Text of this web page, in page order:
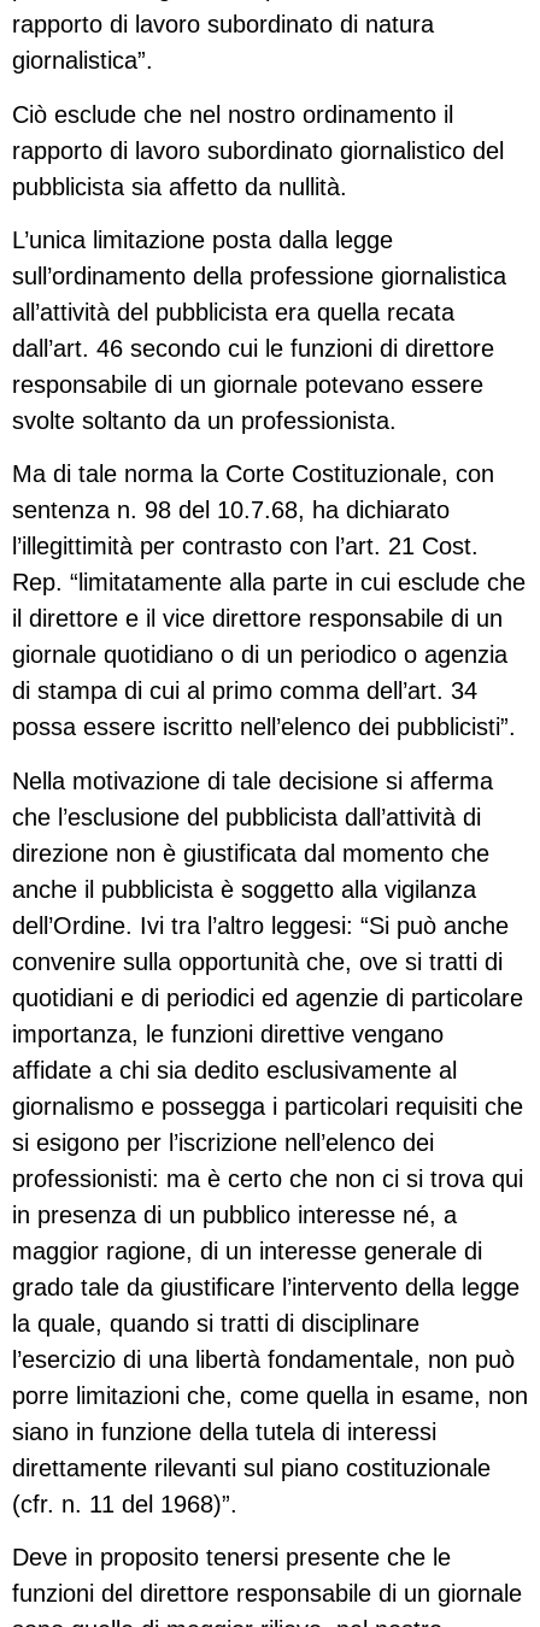
rapporto di lavoro subordinato di natura
giornalistica”.
Ciò esclude che nel nostro ordinamento il
rapporto di lavoro subordinato giornalistico del
pubblicista sia affetto da nullità.
L’unica limitazione posta dalla legge
sull’ordinamento della professione giornalistica
all’attività del pubblicista era quella recata
dall’art. 46 secondo cui le funzioni di direttore
responsabile di un giornale potevano essere
svolte soltanto da un professionista.
Ma di tale norma la Corte Costituzionale, con
sentenza n. 98 del 10.7.68, ha dichiarato
l’illegittimità per contrasto con l’art. 21 Cost.
Rep. “limitatamente alla parte in cui esclude che
il direttore e il vice direttore responsabile di un
giornale quotidiano o di un periodico o agenzia
di stampa di cui al primo comma dell’art. 34
possa essere iscritto nell’elenco dei pubblicisti”.
Nella motivazione di tale decisione si afferma
che l’esclusione del pubblicista dall’attività di
direzione non è giustificata dal momento che
anche il pubblicista è soggetto alla vigilanza
dell’Ordine. Ivi tra l’altro leggesi: “Si può anche
convenire sulla opportunità che, ove si tratti di
quotidiani e di periodici ed agenzie di particolare
importanza, le funzioni direttive vengano
affidate a chi sia dedito esclusivamente al
giornalismo e possegga i particolari requisiti che
si esigono per l’iscrizione nell’elenco dei
professionisti: ma è certo che non ci si trova qui
in presenza di un pubblico interesse né, a
maggior ragione, di un interesse generale di
grado tale da giustificare l’intervento della legge
la quale, quando si tratti di disciplinare
l’esercizio di una libertà fondamentale, non può
porre limitazioni che, come quella in esame, non
siano in funzione della tutela di interessi
direttamente rilevanti sul piano costituzionale
(cfr. n. 11 del 1968)”.
Deve in proposito tenersi presente che le
funzioni del direttore responsabile di un giornale